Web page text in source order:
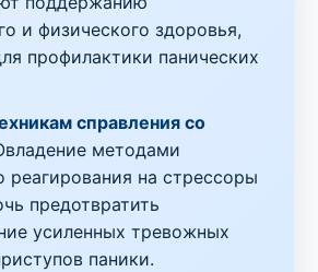
и физического здоровья,
профилактики панических
справления со
методами
реагирования на стрессоры
предотвратить
усиленных тревожных
паники.